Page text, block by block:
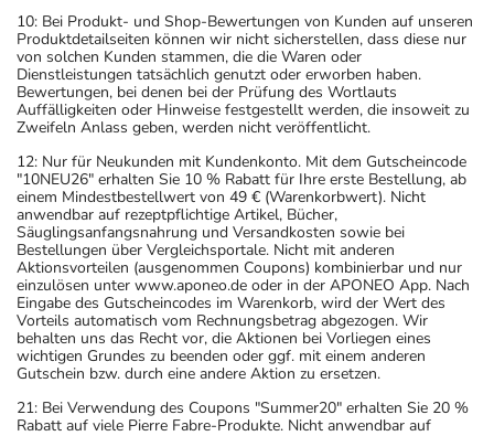
10: Bei Produkt- und Shop-Bewertungen von Kunden auf unseren
Produktdetailseiten können wir nicht sicherstellen, dass diese nur
von solchen Kunden stammen, die die Waren oder
Dienstleistungen tatsächlich genutzt oder erworben haben.
Bewertungen, bei denen bei der Prüfung des Wortlauts
Auffälligkeiten oder Hinweise festgestellt werden, die insoweit zu
Zweifeln Anlass geben, werden nicht veröffentlicht.
12: Nur für Neukunden mit Kundenkonto. Mit dem Gutscheincode
"10NEU26" erhalten Sie 10 % Rabatt für Ihre erste Bestellung, ab
einem Mindestbestellwert von 49 € (Warenkorbwert). Nicht
anwendbar auf rezeptpflichtige Artikel, Bücher,
Säuglingsanfangsnahrung und Versandkosten sowie bei
Bestellungen über Vergleichsportale. Nicht mit anderen
Aktionsvorteilen (ausgenommen Coupons) kombinierbar und nur
einzulösen unter www.aponeo.de oder in der APONEO App. Nach
Eingabe des Gutscheincodes im Warenkorb, wird der Wert des
Vorteils automatisch vom Rechnungsbetrag abgezogen. Wir
behalten uns das Recht vor, die Aktionen bei Vorliegen eines
wichtigen Grundes zu beenden oder ggf. mit einem anderen
Gutschein bzw. durch eine andere Aktion zu ersetzen.
21: Bei Verwendung des Coupons "Summer20" erhalten Sie 20 %
Rabatt auf viele Pierre Fabre-Produkte. Nicht anwendbar auf